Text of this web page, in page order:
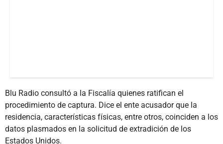
Blu Radio consultó a la Fiscalía quienes ratifican el
procedimiento de captura. Dice el ente acusador que la
residencia, características físicas, entre otros, coinciden a los
datos plasmados en la solicitud de extradición de los
Estados Unidos.